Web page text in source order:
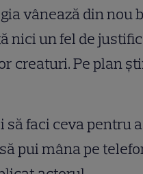
vânează din nou
nici un fel de
creaturi. Pe plan
să faci ceva pentru
pui mâna pe